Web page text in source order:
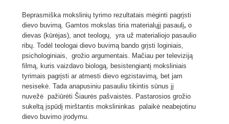
Beprasmiška mokslinių tyrimo rezultatais mėginti pagrįsti
dievo buvimą. Gamtos mokslas tiria materialųjį pasaulį, o
dievas (kūrėjas), anot teologų, yra už materialiojo pasaulio
ribų. Todėl teologai dievo buvimą bando grįsti loginiais,
psichologiniais, grožio argumentais. Mačiau per televiziją
filmą, kuris vaizdavo biologą, besistengiantį moksliniais
tyrimais pagrįsti ar atmesti dievo egzistavimą, bet jam
nesisekė. Tada anapusiniu pasauliu tikintis sūnus jį
nuvežė pažiūrėti Šiaurės pašvaistės. Pastarosios grožio
sukeltą įspūdį mirštantis mokslininkas palaikė neabejotinu
dievo buvimo įrodymu.